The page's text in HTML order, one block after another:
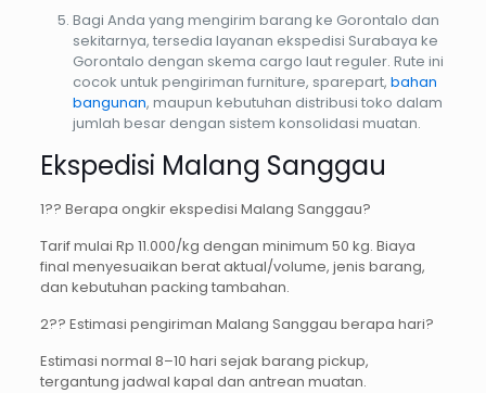
Bagi Anda yang mengirim barang ke Gorontalo dan
sekitarnya, tersedia layanan ekspedisi Surabaya ke
Gorontalo dengan skema cargo laut reguler. Rute ini
cocok untuk pengiriman furniture, sparepart, bahan
bangunan, maupun kebutuhan distribusi toko dalam
jumlah besar dengan sistem konsolidasi muatan.
Ekspedisi Malang Sanggau
1?? Berapa ongkir ekspedisi Malang Sanggau?
Tarif mulai Rp 11.000/kg dengan minimum 50 kg. Biaya
final menyesuaikan berat aktual/volume, jenis barang,
dan kebutuhan packing tambahan.
2?? Estimasi pengiriman Malang Sanggau berapa hari?
Estimasi normal 8–10 hari sejak barang pickup,
tergantung jadwal kapal dan antrean muatan.